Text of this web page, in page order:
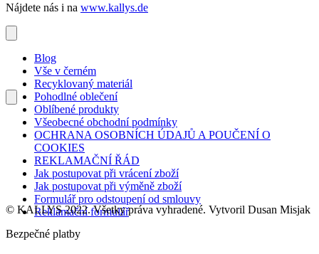
Nájdete nás i na www.kallys.de
Blog
Vše v černém
Recyklovaný materiál
Pohodlné oblečení
Oblíbené produkty
Všeobecné obchodní podmínky
OCHRANA OSOBNÍCH ÚDAJŮ A POUČENÍ O
COOKIES
REKLAMAČNÍ ŘÁD
Jak postupovat při vrácení zboží
Jak postupovat při výměně zboží
Formulář pro odstoupení od smlouvy
Reklamační formulář
© KALLYS 2022. Všetky práva vyhradené. Vytvoril Dusan Misjak
Bezpečné platby